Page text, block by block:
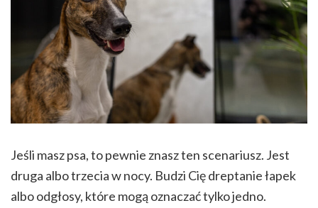
Jeśli masz psa, to pewnie znasz ten scenariusz. Jest
druga albo trzecia w nocy. Budzi Cię dreptanie łapek
albo odgłosy, które mogą oznaczać tylko jedno.